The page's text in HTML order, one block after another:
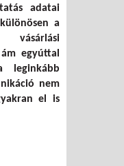
adatai
a
vásárlási
egyúttal
nem
el is